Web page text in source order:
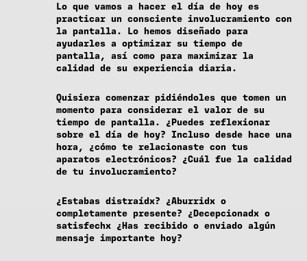
Lo que vamos a hacer el día de hoy es
practicar un consciente involucramiento con
la pantalla. Lo hemos diseñado para
ayudarles a optimizar su tiempo de
pantalla, así como para maximizar la
calidad de su experiencia diaria.
Quisiera comenzar pidiéndoles que tomen un
momento para considerar el valor de su
tiempo de pantalla. ¿Puedes reflexionar
sobre el día de hoy? Incluso desde hace una
hora, ¿cómo te relacionaste con tus
aparatos electrónicos? ¿Cuál fue la calidad
de tu involucramiento?
¿Estabas distraídx? ¿Aburridx o
completamente presente? ¿Decepcionadx o
satisfechx ¿Has recibido o enviado algún
mensaje importante hoy?